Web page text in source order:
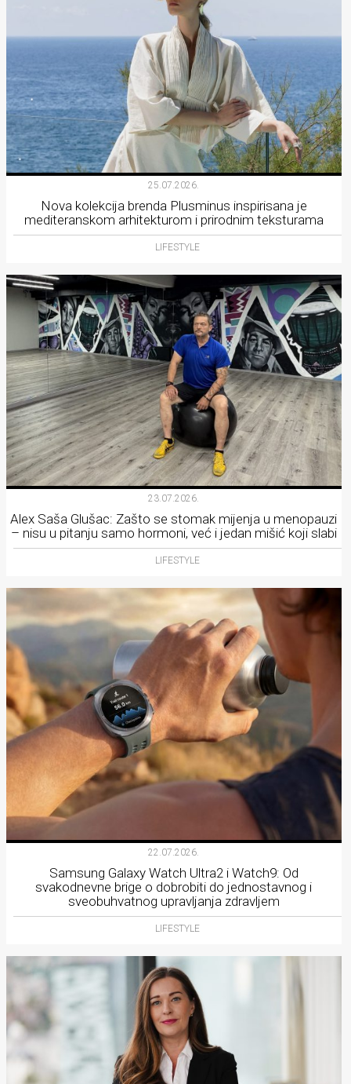
25.07.2026.
Nova kolekcija brenda Plusminus inspirisana je
mediteranskom arhitekturom i prirodnim teksturama
LIFESTYLE
23.07.2026.
Alex Saša Glušac: Zašto se stomak mijenja u menopauzi
– nisu u pitanju samo hormoni, već i jedan mišić koji slabi
LIFESTYLE
22.07.2026.
Samsung Galaxy Watch Ultra2 i Watch9: Od
svakodnevne brige o dobrobiti do jednostavnog i
sveobuhvatnog upravljanja zdravljem
LIFESTYLE